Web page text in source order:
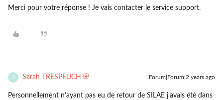
Merci pour votre réponse ! Je vais contacter le service support.
S Sarah TRESPEUCH Forum|Forum|2 years ago
Personnellement n’ayant pas eu de retour de SILAE j’avais été dans